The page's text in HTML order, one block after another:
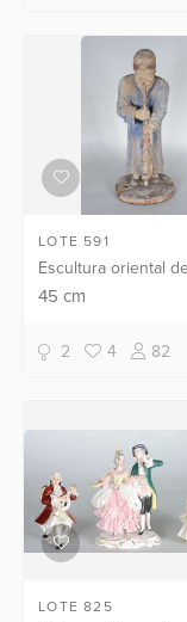
LOTE 591
Escultura oriental de
madeira
instrumento, veste
45cm
2 4 82
LOTE 825